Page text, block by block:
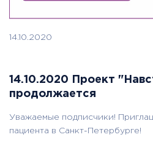
14.10.2020
14.10.2020 Проект
продолжается
Уважаемые подписчики!
пациента в Санкт-Петербурге!